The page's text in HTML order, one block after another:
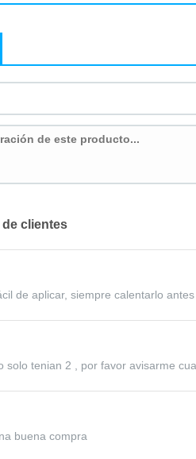
clientes
de aplicar, siempre calentarlo
solo tenian 2 , por favor avisarme
buena compra